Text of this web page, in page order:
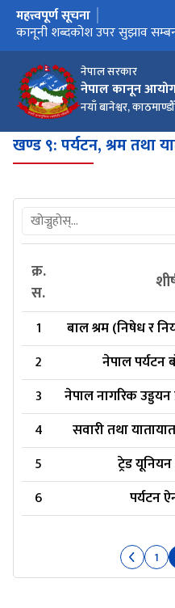
नेपाल सरकार
नेपाल कानून
नयाँ बानेश्वर, काठमाण्डौँ
मुख्य नेभिगेसनमा जानुहोस्
महत्त्वपूर्ण सूचना
कार्यालय स्थानान्तरण भएको
कानूनी शब्दकोश उपर सुझाव
कानूनी शब्दकोश
खण्ड ९: पर्यटन, श्रम तथा
क्र.
स.
1 बाल श्रम (निषेध र
2
नेपाल पर्यटन
3
नेपाल नागरिक
4
सवारी तथा
5
ट्रेड
6
पर्यटन
1